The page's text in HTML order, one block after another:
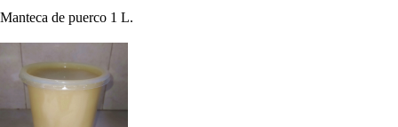
Manteca de puerco 1 L.